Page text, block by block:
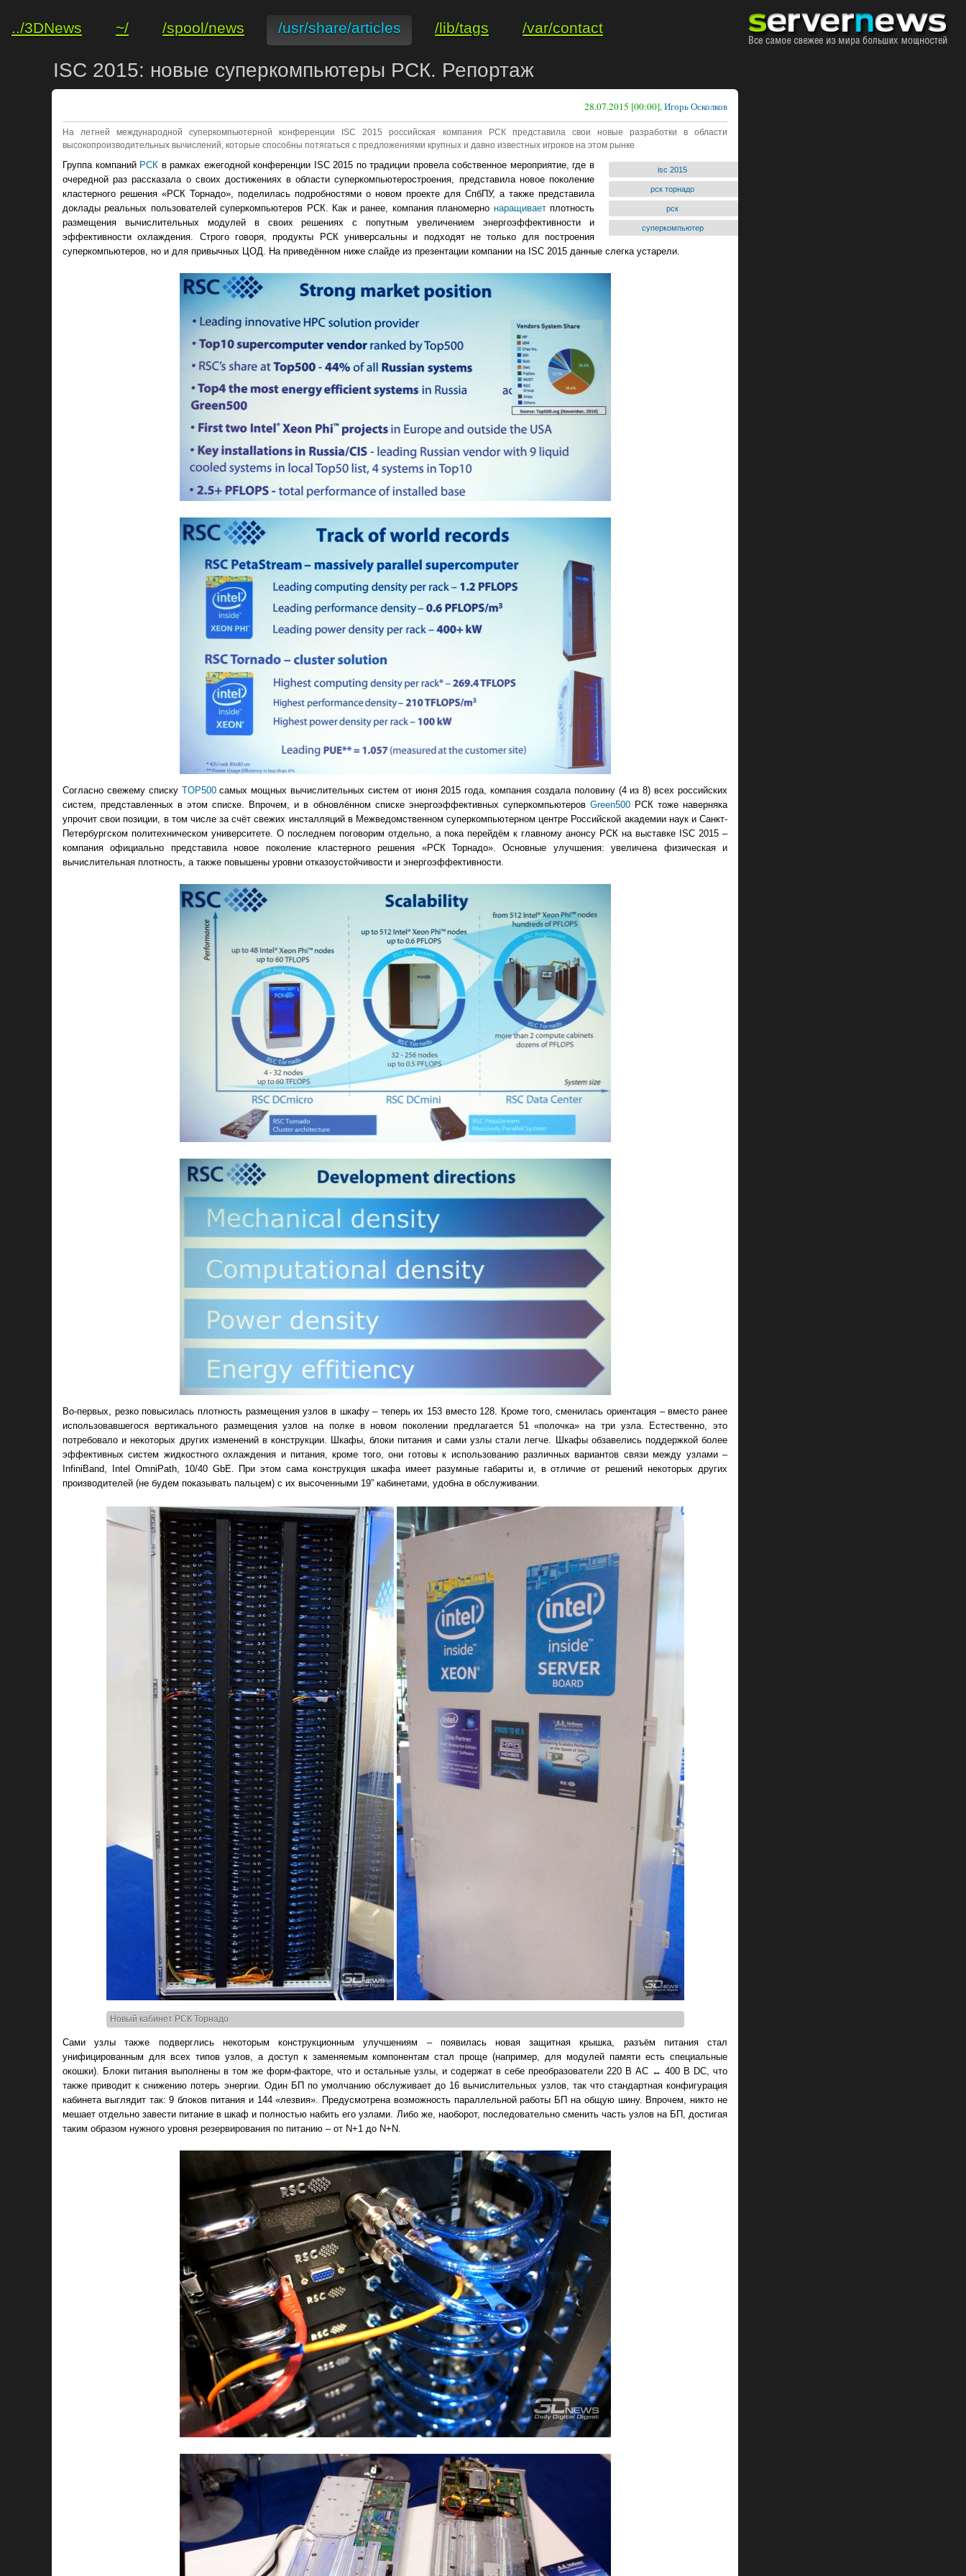
../3DNews ~/ /spool/news /usr/share/articles /lib/tags /var/contact
ISC 2015: новые суперкомпьютеры РСК. Репортаж
28.07.2015 [00:00],Игорь Осколков
На летней международной суперкомпьютерной конференции ISC 2015 российская компания РСК представила свои новые разработки в области
высокопроизводительных вычислений, которые способны потягаться с предложениями крупных и давно известных игроков на этом рынке
isc 2015
рск торнадо
рск
суперкомпьютер
Группа компаний РСК в рамках ежегодной конференции ISC 2015 по традиции провела собственное мероприятие, где в
очередной раз рассказала о своих достижениях в области суперкомпьютеростроения, представила новое поколение
кластерного решения «РСК Торнадо», поделилась подробностями о новом проекте для СпбПУ, а также представила
доклады реальных пользователей суперкомпьютеров РСК. Как и ранее, компания планомерно наращиваетплотность
размещения вычислительных модулей в своих решениях с попутным увеличением энергоэффективности и
эффективности охлаждения. Строго говоря, продукты РСК универсальны и подходят не только для построения
суперкомпьютеров, но и для привычных ЦОД. На приведённом ниже слайде из презентации компании на ISC 2015 данные слегка устарели.
Согласно свежему списку TOP500самых мощных вычислительных систем от июня 2015 года, компания создала половину (4 из 8) всех российских
систем, представленных в этом списке. Впрочем, и в обновлённом списке энергоэффективных суперкомпьютеров Green500РСК тоже наверняка
упрочит свои позиции, в том числе за счёт свежих инсталляций в Межведомственном суперкомпьютерном центре Российской академии наук и Санкт-
Петербургском политехническом университете. О последнем поговорим отдельно, а пока перейдём к главному анонсу РСК на выставке ISC 2015 –
компания официально представила новое поколение кластерного решения «РСК Торнадо». Основные улучшения: увеличена физическая и
вычислительная плотность, а также повышены уровни отказоустойчивости и энергоэффективности.
Во-первых, резко повысилась плотность размещения узлов в шкафу – теперь их 153 вместо 128. Кроме того, сменилась ориентация – вместо ранее
использовавшегося вертикального размещения узлов на полке в новом поколении предлагается 51 «полочка» на три узла. Естественно, это
потребовало и некоторых других изменений в конструкции. Шкафы, блоки питания и сами узлы стали легче. Шкафы обзавелись поддержкой более
эффективных систем жидкостного охлаждения и питания, кроме того, они готовы к использованию различных вариантов связи между узлами –
InfiniBand, Intel OmniPath, 10/40 GbE. При этом сама конструкция шкафа имеет разумные габариты и, в отличие от решений некоторых других
производителей (не будем показывать пальцем) с их высоченными 19” кабинетами, удобна в обслуживании.
Новый кабинет РСК Торнадо
Сами узлы также подверглись некоторым конструкционным улучшениям – появилась новая защитная крышка, разъём питания стал
унифицированным для всех типов узлов, а доступ к заменяемым компонентам стал проще (например, для модулей памяти есть специальные
окошки). Блоки питания выполнены в том же форм-факторе, что и остальные узлы, и содержат в себе преобразователи 220 В AC ↔ 400 В DC, что
также приводит к снижению потерь энергии. Один БП по умолчанию обслуживает до 16 вычислительных узлов, так что стандартная конфигурация
кабинета выглядит так: 9 блоков питания и 144 «лезвия». Предусмотрена возможность параллельной работы БП на общую шину. Впрочем, никто не
мешает отдельно завести питание в шкаф и полностью набить его узлами. Либо же, наоборот, последовательно сменить часть узлов на БП, достигая
таким образом нужного уровня резервирования по питанию – от N+1 до N+N.